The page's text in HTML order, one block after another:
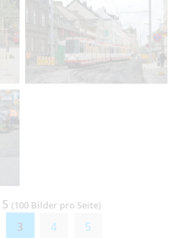
(100 Bilder pro Seite)
3 4 5